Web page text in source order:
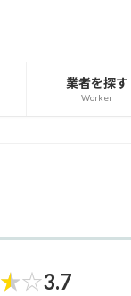
業者を探す
Worker
★☆3.7